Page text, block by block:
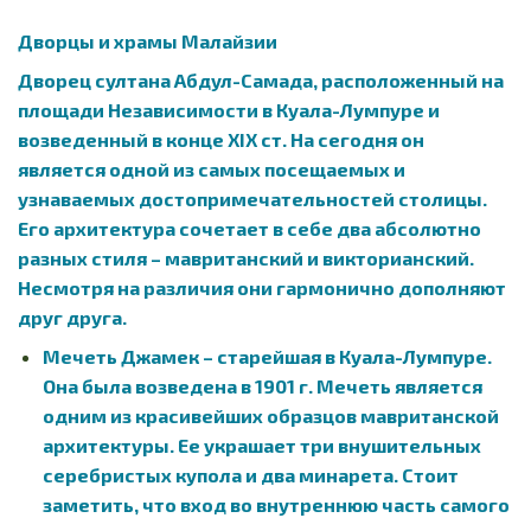
Дворцы и храмы Малайзии
Дворец султана Абдул-Самада, расположенный на
площади Независимости в Куала-Лумпуре и
возведенный в конце XIX ст. На сегодня он
является одной из самых посещаемых и
узнаваемых достопримечательностей столицы.
Его архитектура сочетает в себе два абсолютно
разных стиля – мавританский и викторианский.
Несмотря на различия они гармонично дополняют
друг друга.
Мечеть Джамек – старейшая в Куала-Лумпуре.
Она была возведена в 1901 г. Мечеть является
одним из красивейших образцов мавританской
архитектуры. Ее украшает три внушительных
серебристых купола и два минарета. Стоит
заметить, что вход во внутреннюю часть самого